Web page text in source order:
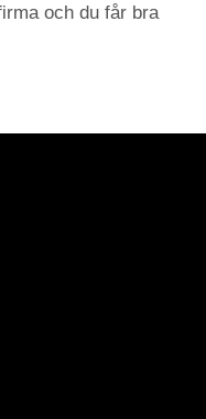
och du får bra